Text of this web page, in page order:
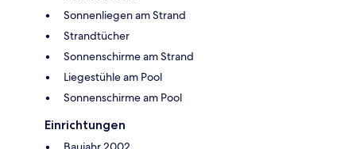
Sonnenliegen am Strand
Strandtücher
Sonnenschirme am Strand
Liegestühle am Pool
Sonnenschirme am Pool
Einrichtungen